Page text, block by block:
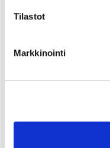
Tilastot
Markkinointi